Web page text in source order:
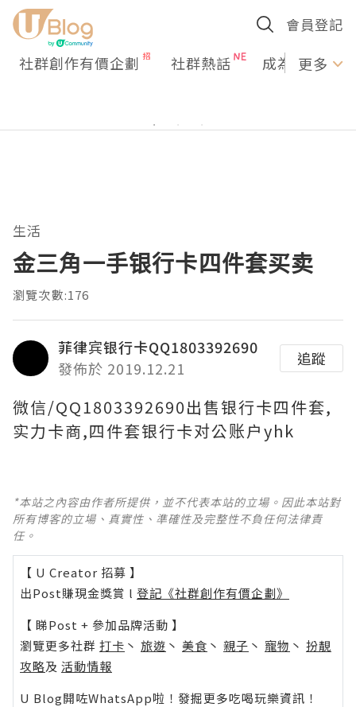
會員登記
社群創作有價企劃 社群熱話 成為U更多
生活
金三角一手银行卡四件套买卖
瀏覽次數:176
菲律宾银行卡QQ1803392690
發佈於 2019.12.21
追蹤
微信/QQ1803392690出售银行卡四件套,
实力卡商,四件套银行卡对公账户yhk
*本站之內容由作者所提供，並不代表本站的立場。因此本站對
所有博客的立場、真實性、準確性及完整性不負任何法律責
任。
【 U Creator 招募 】
出Post賺現金獎賞 l 登記《社群創作有價企劃》
【 睇Post + 參加品牌活動 】
瀏覽更多社群 打卡 丶 旅遊 丶 美食 丶 親子 丶 寵物 丶 扮靚
攻略及 活動情報
U Blog開咗WhatsApp啦！發掘更多吃喝玩樂資訊！